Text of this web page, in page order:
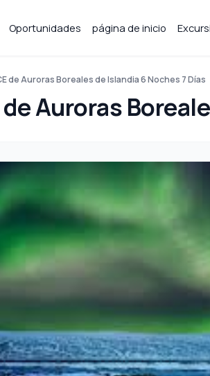
Oportunidades página de inicio
de Auroras Boreales de Islandia 6 Noches 7 Días
de Auroras